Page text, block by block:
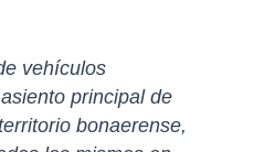
vehículos
principal de
bonaerense,